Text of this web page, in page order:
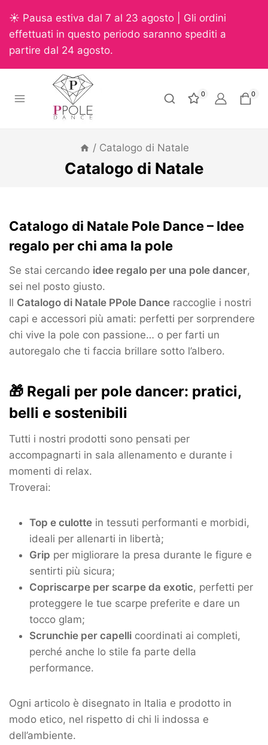
☀️ Pausa estiva dal 7 al 23 agosto | Gli ordini
effettuati in questo periodo saranno spediti a
partire dal 24 agosto.
0 0
/ Catalogo di Natale
Catalogo di Natale
Catalogo di Natale Pole Dance – Idee
regalo per chi ama la pole
Se stai cercando idee regalo per una pole dancer,
sei nel posto giusto.
Il Catalogo di Natale PPole Dance raccoglie i nostri
capi e accessori più amati: perfetti per sorprendere
chi vive la pole con passione… o per farti un
autoregalo che ti faccia brillare sotto l’albero.
🎁 Regali per pole dancer: pratici,
belli e sostenibili
Tutti i nostri prodotti sono pensati per
accompagnarti in sala allenamento e durante i
momenti di relax.
Troverai:
Top e culotte in tessuti performanti e morbidi,
ideali per allenarti in libertà;
Grip per migliorare la presa durante le figure e
sentirti più sicura;
Copriscarpe per scarpe da exotic, perfetti per
proteggere le tue scarpe preferite e dare un
tocco glam;
Scrunchie per capelli coordinati ai completi,
perché anche lo stile fa parte della
performance.
Ogni articolo è disegnato in Italia e prodotto in
modo etico, nel rispetto di chi li indossa e
dell’ambiente.